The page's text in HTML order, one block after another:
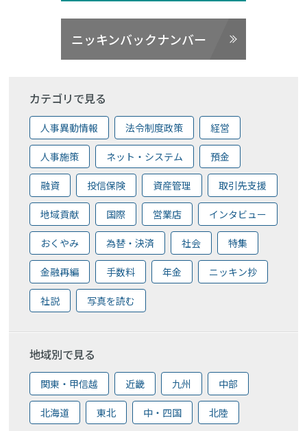
ニッキンバックナンバー
カテゴリで見る
人事異動情報 法令制度政策 経営
人事施策 ネット・システム 預金
融資 投信保険 資産管理 取引先支援
地域貢献 国際 営業店 インタビュー
おくやみ 為替・決済 社会 特集
金融再編 手数料 年金 ニッキン抄
社説 写真を読む
地域別で見る
関東・甲信越 近畿 九州 中部
北海道 東北 中・四国 北陸